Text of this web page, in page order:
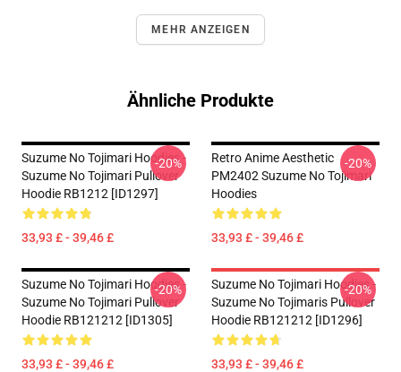
MEHR ANZEIGEN
Ähnliche Produkte
Suzume No Tojimari Hoodies -
Suzume No Tojimari Pullover
Hoodie RB1212 [ID1297]
33,93 £ - 39,46 £
-20%
Retro Anime Aesthetic
PM2402 Suzume No Tojimari
Hoodies
33,93 £ - 39,46 £
-20%
Suzume No Tojimari Hoodies -
Suzume No Tojimari Pullover
Hoodie RB121212 [ID1305]
33,93 £ - 39,46 £
-20%
Suzume No Tojimari Hoodies -
Suzume No Tojimaris Pullover
Hoodie RB121212 [ID1296]
33,93 £ - 39,46 £
-20%